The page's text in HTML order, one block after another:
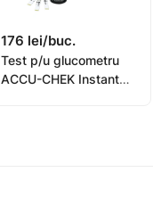
176 lei/buc.
Test p/u glucometru
ACCU-CHEK Instant